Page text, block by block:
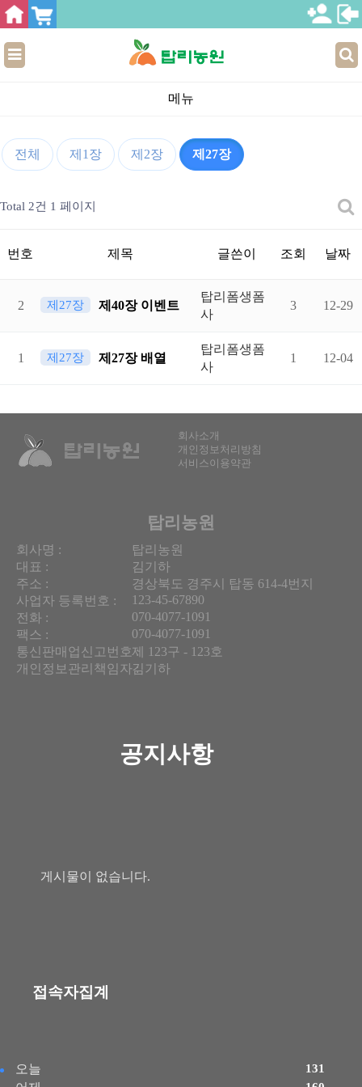
메뉴
전체 제1장 제2장 제27장
Total 2건 1 페이지
번호 제목 글쓴이 조회 날짜
2 제27장 제40장 이벤트
탑리폼생폼
사
3 12-29
1 제27장 제27장 배열
탑리폼생폼
사
1 12-04
회사소개
개인정보처리방침
서비스이용약관
탑리농원
회사명 :
탑리농원
대표 :
김기하
주소 :
경상북도 경주시 탑동 614-4번지
사업자 등록번호 :
123-45-67890
전화 :
070-4077-1091
팩스 :
070-4077-1091
통신판매업신고번호 :제 123구 - 123호
개인정보관리책임자 :김기하
공지사항
게시물이 없습니다.
접속자집계
오늘 131